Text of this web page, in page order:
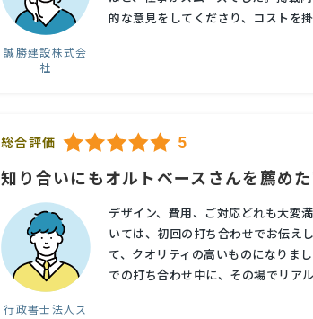
誠勝建設株式会
社
的な意見をしてくださり、コストを
総合評価 5
知り合いにもオルトベースさんを薦め
行政書士法人ス
デザイン、費用、ご対応どれも大変
いては、初回の打ち合わせでお伝え
て、クオリティの高いものになりま
での打ち合わせ中に、その場でリア